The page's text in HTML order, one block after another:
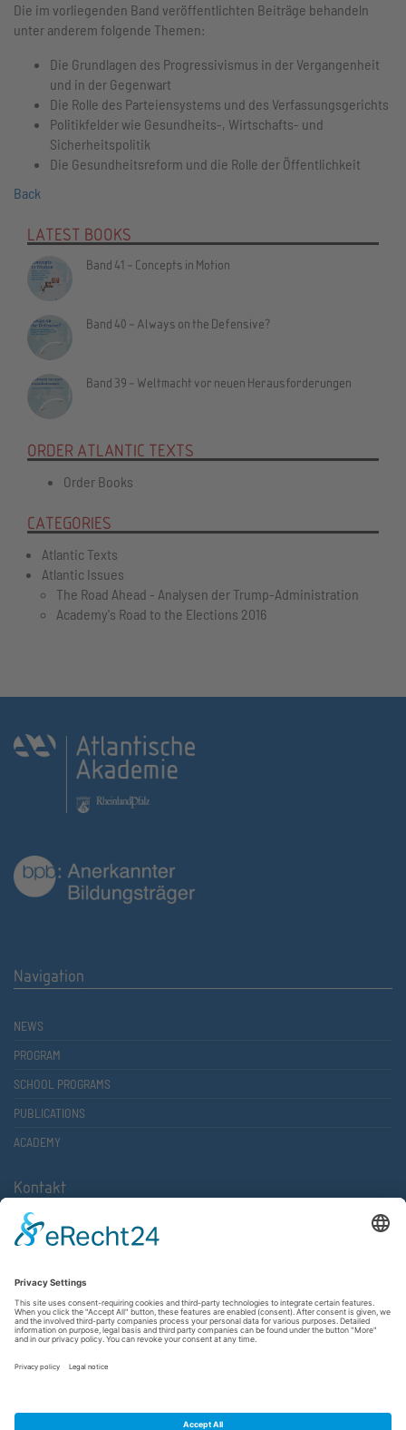
Die im vorliegenden Band veröffentlichten Beiträge behandeln
unter anderem folgende Themen:
Die Grundlagen des Progressivismus in der Vergangenheit
und in der Gegenwart
Die Rolle des Parteiensystems und des Verfassungsgerichts
Politikfelder wie Gesundheits-, Wirtschafts- und
Sicherheitspolitik
Die Gesundheitsreform und die Rolle der Öffentlichkeit
Back
LATEST BOOKS
Band 41 - Concepts in Motion
Band 40 - Always on the Defensive?
Band 39 - Weltmacht vor neuen Herausforderungen
ORDER ATLANTIC TEXTS
Order Books
CATEGORIES
Atlantic Texts
Atlantic Issues
The Road Ahead - Analysen der Trump-Administration
Academy's Road to the Elections 2016
Navigation
NEWS
PROGRAM
SCHOOL PROGRAMS
PUBLICATIONS
ACADEMY
Kontakt
Atlantische Akademie Rheinland-Pfalz e.V.
67657 Kaiserslautern
FON 0631 36610-0
FAX 0631 36610-15